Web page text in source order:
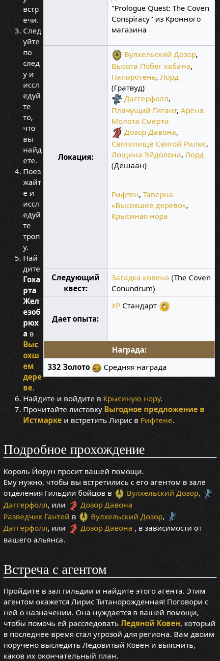
"Prologue Quest: The Coven
Conspiracy" из Кронного
магазина
Локация:
Вулхельский Дозор,
Высота Побег кабана,
Папоротень, Лорд
(Гратвуд)
Даггерфолл,
Плачущий Гигант, Арена
Молота Смерти
Дозор Давона,
Святилище Святой Рилмс,
Лощина Эйдолона, Лорд
(Дешаан)
Рифтен, Таверна
«Высохшее дерево»,
Крысиная нора
Следующий
квест:
Загадка ковена (The Coven
Conundrum)
Дает опыта:
XPСтандарт
Награда:
332 Золото
Средняя награда
встр
ечи.
След
уйте
по
след
у и
иссл
едуй
те
то,
что
вы
найд
ете.
Поез
жайт
е и
иссл
едуй
те
троп
у.
Най
дите
Гоха
рта
Жел
езоб
рюх
а в
Выс
охш
ем
дере
ве.
Найдите и войдите в Крысиную нору.
Прочитайте листовку Выгодное предложение в
Истмаркеи встретить Лирис в Рифтене.
Подробное прохождение
Король Йорун просит вашей помощи.
Ему нужно, чтобы вы встретились с его агентом в зале
отделения Гильдии бойцов в
Вулхельский Дозор,
Даггерфолл, или
Дозор Давона
Разведчик Гантей в Вулхельский Дозор,
Даггерфолл, или Дозор Давона , в зависимости от
вашего альянса.
Встреча с агентом
Пройдите в зал гильдии и найдите этого агента. Этим
агентом окажется Лирис Титанорожденная! Поговори с
ней о назначении. Она нуждается в вашей помощи,
чтобы помочь ей расследовать Ледяной Ковен, который
в последнее время стал угрозой для региона. Вам двоим
поручено выследить Ледовитый Ковен и выяснить,
каков их окончательный план.